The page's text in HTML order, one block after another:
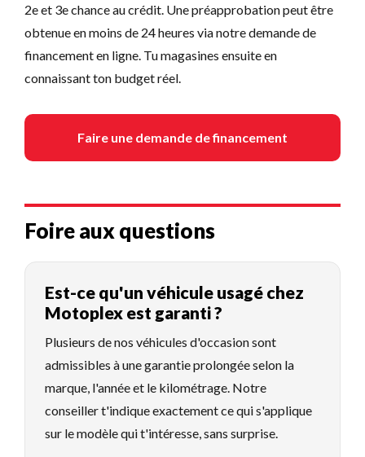
2e et 3e chance au crédit. Une préapprobation peut être
obtenue en moins de 24 heures via notre demande de
financement en ligne. Tu magasines ensuite en
connaissant ton budget réel.
Faire une demande de financement
Foire aux questions
Est-ce qu'un véhicule usagé chez
Motoplex est garanti ?
Plusieurs de nos véhicules d'occasion sont
admissibles à une garantie prolongée selon la
marque, l'année et le kilométrage. Notre
conseiller t'indique exactement ce qui s'applique
sur le modèle qui t'intéresse, sans surprise.